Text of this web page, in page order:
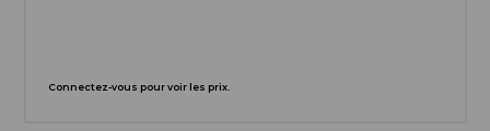
Connectez-vous pour voir les prix.